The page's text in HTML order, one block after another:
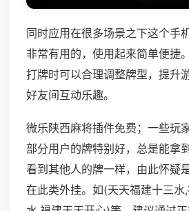
同时应用在很多场景之下这个手
非常有用的，使用起来简单便捷
打牌时可以合理调整牌型，提升
好友间互动乐趣。
微乐陕西麻将插件免费；一些玩
部分用户的牌特别好，总是能拿
看到其他人的牌一样，由此怀疑
在此类外挂。如(天天福建十三水